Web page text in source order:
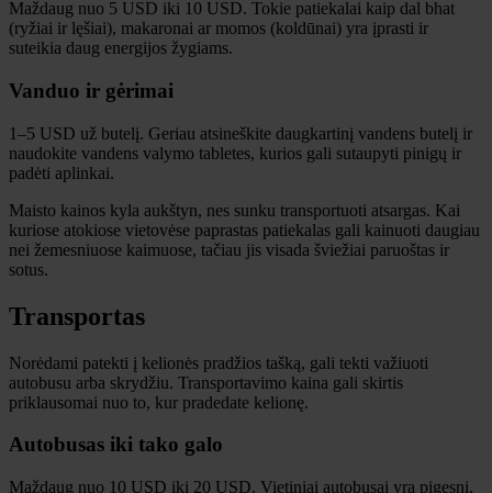
Maždaug nuo 5 USD iki 10 USD. Tokie patiekalai kaip dal bhat
(ryžiai ir lęšiai), makaronai ar momos (koldūnai) yra įprasti ir
suteikia daug energijos žygiams.
Vanduo ir gėrimai
1–5 USD už butelį. Geriau atsineškite daugkartinį vandens butelį ir
naudokite vandens valymo tabletes, kurios gali sutaupyti pinigų ir
padėti aplinkai.
Maisto kainos kyla aukštyn, nes sunku transportuoti atsargas. Kai
kuriose atokiose vietovėse paprastas patiekalas gali kainuoti daugiau
nei žemesniuose kaimuose, tačiau jis visada šviežiai paruoštas ir
sotus.
Transportas
Norėdami patekti į kelionės pradžios tašką, gali tekti važiuoti
autobusu arba skrydžiu. Transportavimo kaina gali skirtis
priklausomai nuo to, kur pradedate kelionę.
Autobusas iki tako galo
Maždaug nuo 10 USD iki 20 USD. Vietiniai autobusai yra pigesni,